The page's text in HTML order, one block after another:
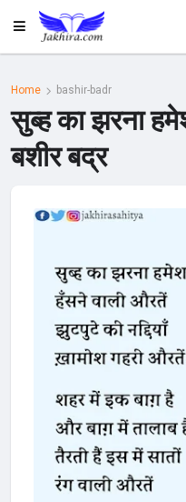
Home bashir-badr
सुब्ह का झरना
बशीर बद्र